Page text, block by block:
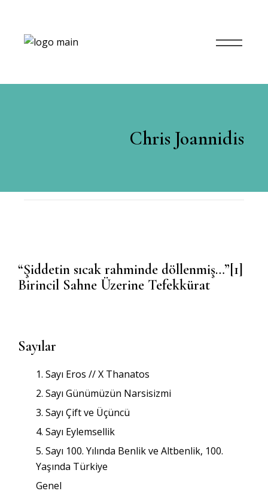
Chris Joannidis
“Şiddetin sıcak rahminde döllenmiş…”[1]
Birincil Sahne Üzerine Tefekkürat
Sayılar
1. Sayı Eros // X Thanatos
2. Sayı Günümüzün Narsisizmi
3. Sayı Çift ve Üçüncü
4. Sayı Eylemsellik
5. Sayı 100. Yılında Benlik ve Altbenlik, 100.
Yaşında Türkiye
Genel